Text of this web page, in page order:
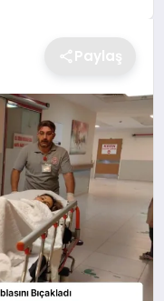
Paylaş